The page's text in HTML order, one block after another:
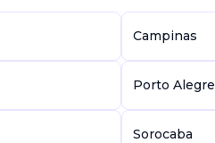
Campinas
Porto Alegre
Sorocaba